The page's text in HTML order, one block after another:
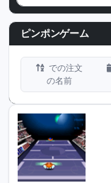
ピンポンゲーム
での注文
の名前